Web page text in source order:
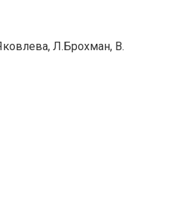
Л.Брохман, В.